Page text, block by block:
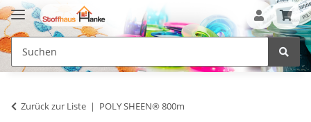
Zurück zur Liste POLY SHEEN® 800m